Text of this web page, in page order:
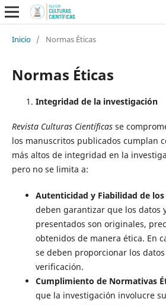
Inicio / Normas Éticas
Normas Éticas
Integridad de la investigación
Revista Culturas Científicasse
los manuscritos publicados cumplan
más altos de integridad en la
pero no se limita a:
Autenticidad y Fiabilidad de los
deben garantizar que los datos
presentados son originales,
obtenidos de manera ética. En
se deben proporcionar los
verificación.
Cumplimiento de Normativas
que la investigación involucre